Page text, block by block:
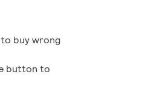
buy wrong
button to